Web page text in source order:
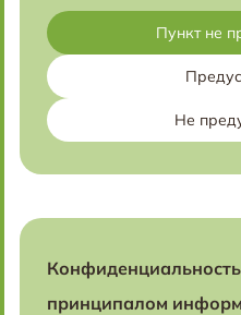
Пункт не
Не
принципалом